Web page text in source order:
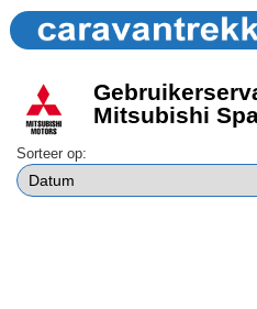
Mitsubishi
Sorteer op: